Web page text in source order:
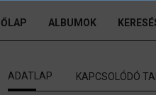
ALBUMOK
ADATLAP KAPCSOLÓDÓ